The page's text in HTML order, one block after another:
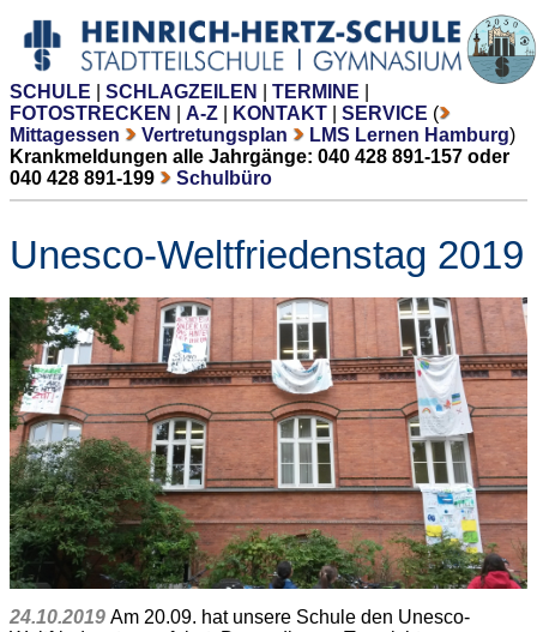
SCHULE SCHLAGZEILEN TERMINE
FOTOSTRECKEN
A-Z KONTAKT SERVICE (
Mittagessen
Vertretungsplan LMS Lernen Hamburg)
Krankmeldungen alle Jahrgänge: 040 428 891-157 oder
040 428 891-199
Schulbüro
Unesco-Weltfriedenstag 2019
24.10.2019 Am 20.09. hat unsere Schule den Unesco-